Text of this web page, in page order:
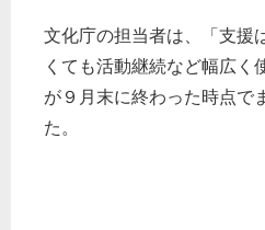
文化庁の担当者は、「支援
くても活動継続など幅広く
が９月末に終わった時点で
た。